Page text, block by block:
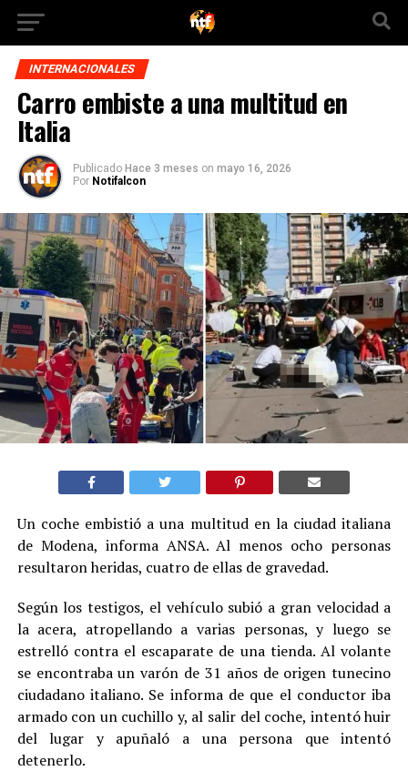
INTERNACIONALES
Carro embiste a una multitud en
Italia
Publicado Hace 3 meses on mayo 16, 2026
Por Notifalcon
Un coche embistió a una multitud en la ciudad italiana
de Modena, informa ANSA. Al menos ocho personas
resultaron heridas, cuatro de ellas de gravedad.
Según los testigos, el vehículo subió a gran velocidad a
la acera, atropellando a varias personas, y luego se
estrelló contra el escaparate de una tienda. Al volante
se encontraba un varón de 31 años de origen tunecino
ciudadano italiano. Se informa de que el conductor iba
armado con un cuchillo y, al salir del coche, intentó huir
del lugar y apuñaló a una persona que intentó
detenerlo.